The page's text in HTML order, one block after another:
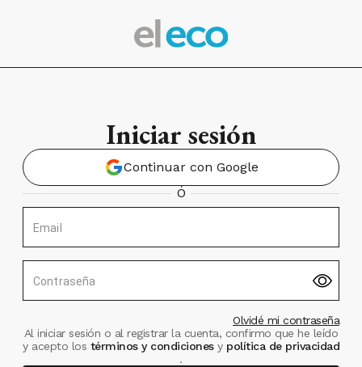
Iniciar sesión
Continuar con Google
Ó
Email
Contraseña
Olvidé mi contraseña
Al iniciar sesión o al registrar la cuenta, confirmo que he leído
y acepto los términos y condiciones ypolítica de privacidad
.